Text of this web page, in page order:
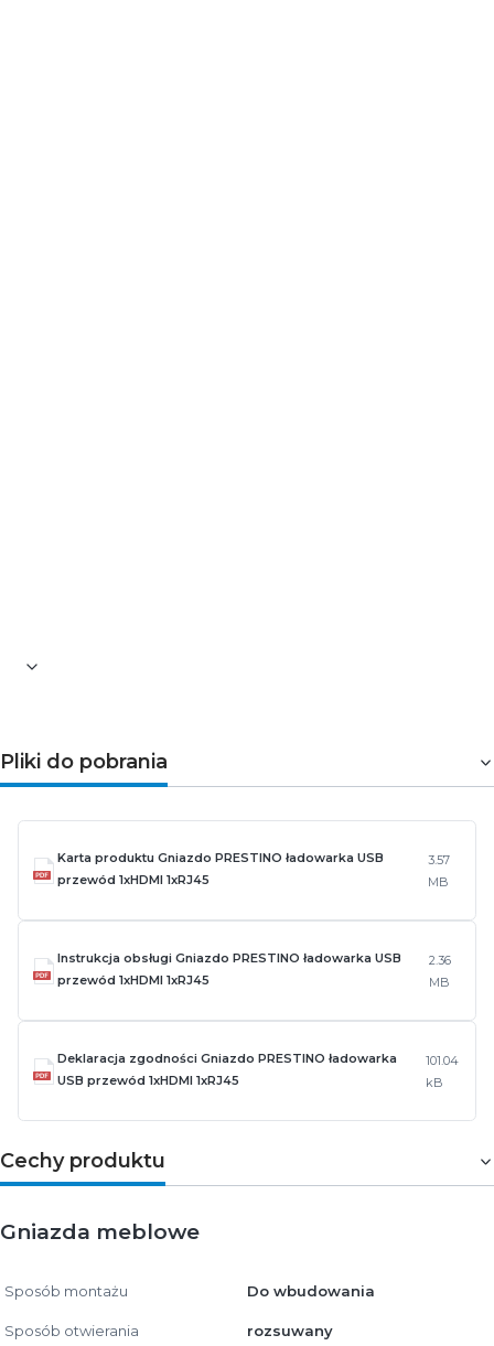
Pliki do pobrania
Karta produktu Gniazdo PRESTINO ładowarka USB
przewód 1xHDMI 1xRJ45
3.57
MB
Instrukcja obsługi Gniazdo PRESTINO ładowarka USB
przewód 1xHDMI 1xRJ45
2.36
MB
Deklaracja zgodności Gniazdo PRESTINO ładowarka
USB przewód 1xHDMI 1xRJ45
101.04
kB
Cechy produktu
Gniazda meblowe
Sposób montażu Do wbudowania
Sposób otwierania rozsuwany